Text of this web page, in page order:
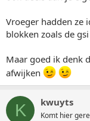
Vroeger hadden ze
blokken zoals de
Maar goed ik denk
afwijken
K kwuyts
Komt hier